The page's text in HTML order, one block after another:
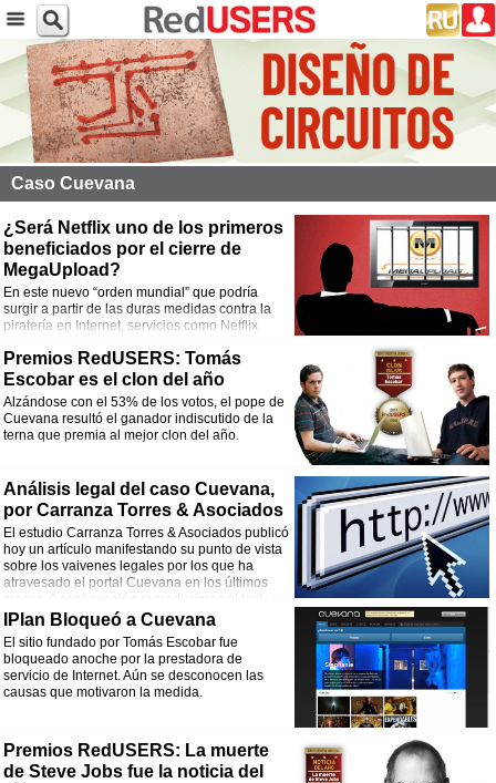
Caso Cuevana
¿Será Netflix uno de los primeros
beneficiados por el cierre de
MegaUpload?
En este nuevo “orden mundial” que podría
surgir a partir de las duras medidas contra la
piratería en Internet, servicios como Netflix
Premios RedUSERS: Tomás
Escobar es el clon del año
Alzándose con el 53% de los votos, el pope de
Cuevana resultó el ganador indiscutido de la
terna que premia al mejor clon del año.
Análisis legal del caso Cuevana,
por Carranza Torres & Asociados
El estudio Carranza Torres & Asociados publicó
hoy un artículo manifestando su punto de vista
sobre los vaivenes legales por los que ha
atravesado el portal Cuevana en los últimos
meses. A continuación reproducimos el texto
completo.
IPlan Bloqueó a Cuevana
El sitio fundado por Tomás Escobar fue
bloqueado anoche por la prestadora de
servicio de Internet. Aún se desconocen las
causas que motivaron la medida.
Premios RedUSERS: La muerte
de Steve Jobs fue la noticia del